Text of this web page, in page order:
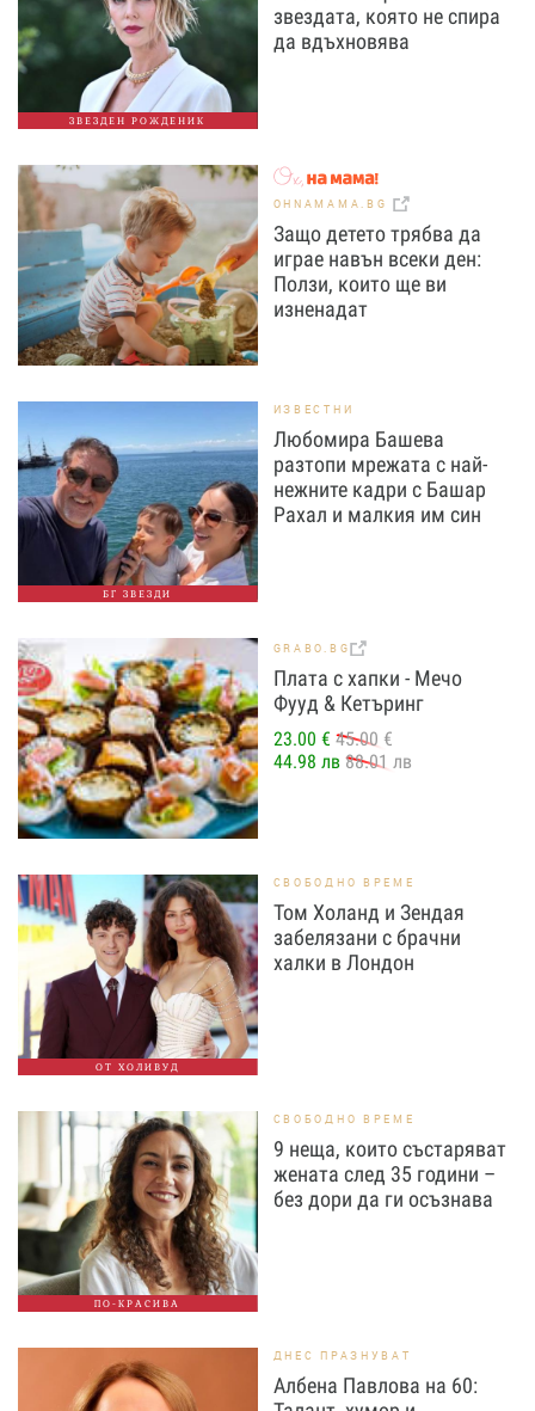
ЗВЕЗДЕН РОЖДЕНИК
звездата, която не спира
да вдъхновява
OHNAMAMA.BG
Защо детето трябва да
играе навън всеки ден:
Ползи, които ще ви
изненадат
БГ ЗВЕЗДИ
ИЗВЕСТНИ
Любомира Башева
разтопи мрежата с най-
нежните кадри с Башар
Рахал и малкия им син
GRABO.BG
Плата с хапки - Мечо
Фууд & Кетъринг
23.00 € 45.00 €
44.98 лв 88.01 лв
ОТ ХОЛИВУД
СВОБОДНО ВРЕМЕ
Том Холанд и Зендая
забелязани с брачни
халки в Лондон
ПО-КРАСИВА
СВОБОДНО ВРЕМЕ
9 неща, които състаряват
жената след 35 години –
без дори да ги осъзнава
ДНЕС ПРАЗНУВАТ
Албена Павлова на 60: